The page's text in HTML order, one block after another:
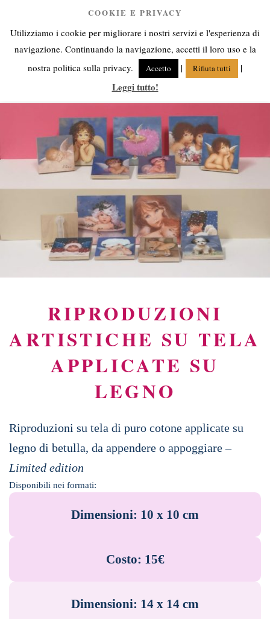
contenuto
Anna Corsini
Angeli fra cielo e terra
Menu
RIPRODUZIONI
ARTISTICHE SU TELA
APPLICATE SU
LEGNO
Riproduzioni su tela di puro cotone applicate su
legno di betulla, da appendere o appoggiare –
Limited edition
Disponibili nei formati:
Dimensioni: 10 x 10 cm
Costo: 15€
Dimensioni: 14 x 14 cm
COOKIE E PRIVACY
Utilizziamo i cookie per migliorare i nostri servizi e l'esperienza di
navigazione. Continuando la navigazione, accetti il loro uso e la
nostra politica sulla privacy.
Accetto | Rifiuta tutti |
Leggi tutto!